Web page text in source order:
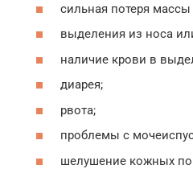
сильная потеря
выделения из носа
наличие крови в
диарея;
рвота;
проблемы с
шелушение кожных